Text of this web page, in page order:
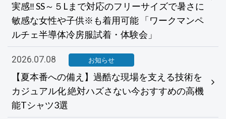
実感‼ SS～５Lまで対応のフリーサイズで暑さに
敏感な女性や子供※も着用可能 「ワークマンペ
ルチェ半導体冷房服試着・体験会」
2026.07.08 お知らせ
【夏本番への備え】過酷な現場を支える技術を
カジュアル化 絶対ハズさない今おすすめの高機
能Tシャツ3選